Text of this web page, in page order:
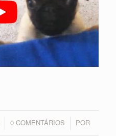
0 COMENTÁRIOS
/ POR